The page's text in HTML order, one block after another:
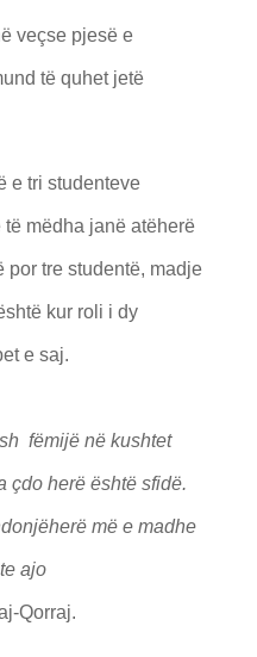
veçse pjesë e
të quhet jetë
e tri studenteve
mëdha janë atëherë
por tre studentë, madje
kur roli i dy
e saj.
fëmijë në kushtet
çdo herë është sfidë.
më e madhe
ajo
Qorraj.